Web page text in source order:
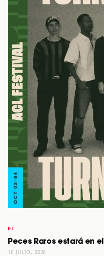
Peces Raros estará en
16 JULIO, 2026